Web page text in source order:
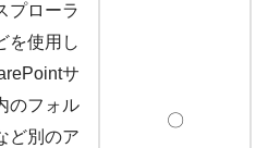
プローラ
を使用し
サ
のフォル
ど別のア
〇